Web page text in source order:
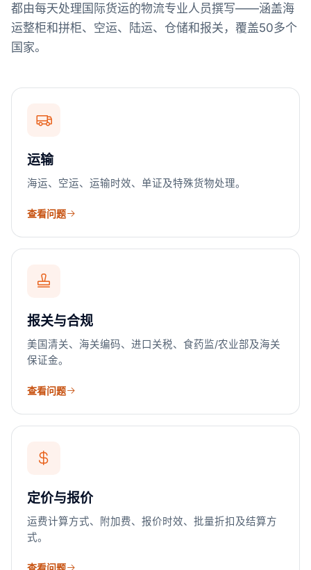
都由每天处理国际货运的物流专业人员撰写——涵盖海
运整柜和拼柜、空运、陆运、仓储和报关，覆盖50多个
国家。
运输
海运、空运、运输时效、单证及特殊货物处理。
查看问题
报关与合规
美国清关、海关编码、进口关税、食药监/农业部及海关
保证金。
查看问题
定价与报价
运费计算方式、附加费、报价时效、批量折扣及结算方
式。
查看问题